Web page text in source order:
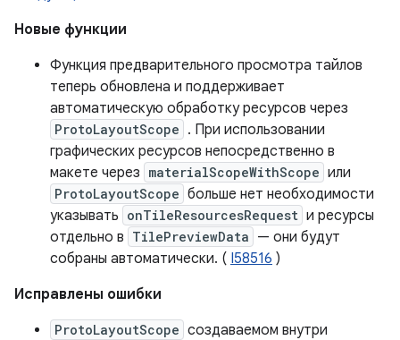
Новые функции
Функция предварительного просмотра тайлов
теперь обновлена ​​и поддерживает
автоматическую обработку ресурсов через
ProtoLayoutScope . При использовании
графических ресурсов непосредственно в
макете через materialScopeWithScope или
ProtoLayoutScope больше нет необходимости
указывать onTileResourcesRequest и ресурсы
отдельно в TilePreviewData — они будут
собраны автоматически. ( I58516 )
Исправлены ошибки
ProtoLayoutScope создаваемом внутри